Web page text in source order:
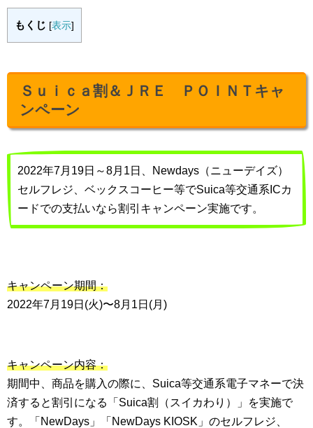
もくじ [表示]
Ｓｕｉｃａ割＆ＪＲＥ ＰＯＩＮＴキャ
ンペーン
2022年7月19日～8月1日、Newdays（ニューデイズ）
セルフレジ、ベックスコーヒー等でSuica等交通系ICカ
ードでの支払いなら割引キャンペーン実施です。
キャンペーン期間：
2022年7月19日(火)〜8月1日(月)
キャンペーン内容：
期間中、商品を購入の際に、Suica等交通系電子マネーで決
済すると割引になる「Suica割（スイカわり）」を実施で
す。「NewDays」「NewDays KIOSK」のセルフレジ、